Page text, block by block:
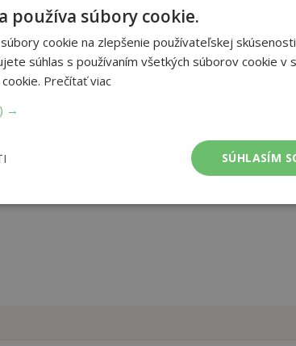
princami, vrátane Gwendolyn a
objaví jeho rival, ktorý má o princeznú tiež
portrét, a tak môže tráviť s Gwen viac času. Tá
toho sa v kráľovstve objaví tajomná postava
288
používa súbory cookie.
cookie na zlepšenie používateľskej
súhlas s používaním všetkých súborov cookie v
Prečítať viac
→
SÚHLASÍM